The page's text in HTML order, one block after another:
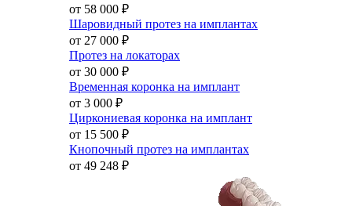
от 58 000 ₽
Шаровидный протез на имплантах
от 27 000 ₽
Протез на локаторах
от 30 000 ₽
Временная коронка на имплант
от 3 000 ₽
Циркониевая коронка на имплант
от 15 500 ₽
Кнопочный протез на имплантах
от 49 248 ₽